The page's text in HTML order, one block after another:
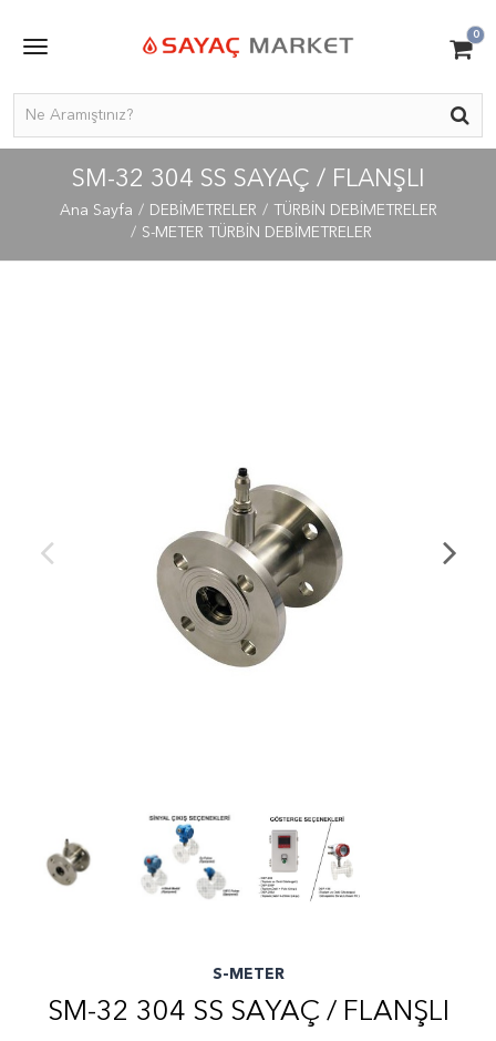
0
SM-32 304 SS SAYAÇ / FLANŞLI
Ana Sayfa DEBİMETRELER
TÜRBİN DEBİMETRELER
S-METER TÜRBİN DEBİMETRELER
S-METER
SM-32 304 SS SAYAÇ / FLANŞLI